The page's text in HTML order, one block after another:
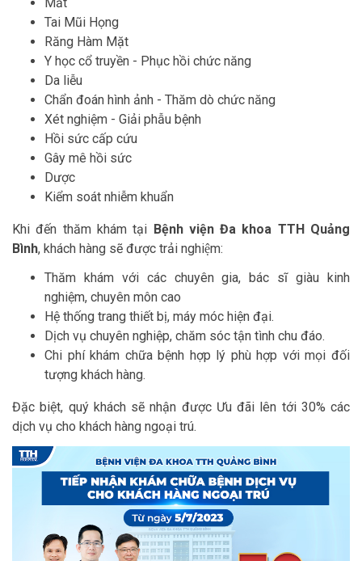
Tai Mũi Họng
Răng Hàm Mặt
Y học cổ truyền - Phục hồi chức năng
Da liễu
Chẩn đoán hình ảnh - Thăm dò chức năng
Xét nghiệm - Giải phẫu bệnh
Hồi sức cấp cứu
Gây mê hồi sức
Dược
Kiểm soát nhiễm khuẩn
Khi đến thăm khám tại Bệnh viện Đa khoa TTH Quảng
Bình, khách hàng sẽ được trải nghiệm:
Thăm khám với các chuyên gia, bác sĩ giàu kinh
nghiệm, chuyên môn cao
Hệ thống trang thiết bị, máy móc hiện đại.
Dịch vụ chuyên nghiệp, chăm sóc tận tình chu đáo.
Chi phí khám chữa bệnh hợp lý phù hợp với mọi đối
tượng khách hàng.
Đặc biệt, quý khách sẽ nhận được Ưu đãi lên tới 30% các
dịch vụ cho khách hàng ngoại trú.